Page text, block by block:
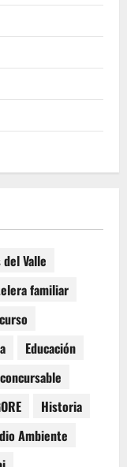
del Valle
familiar
Educación
Historia
Ambiente